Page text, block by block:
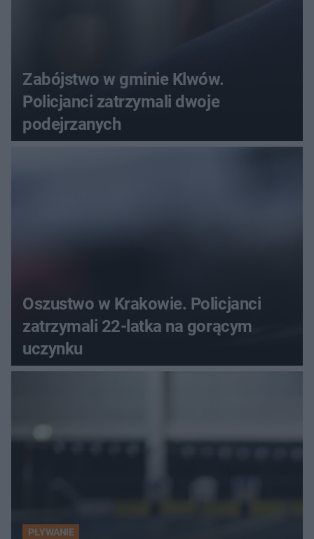
Zabójstwo w gminie Klwów.
Policjanci zatrzymali dwoje
podejrzanych
Oszustwo w Krakowie. Policjanci
zatrzymali 22-latka na gorącym
uczynku
PŁYWANIE